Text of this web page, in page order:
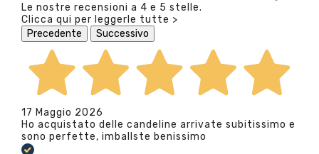
Le nostre recensioni a 4 e 5 stelle.
Clicca qui per leggerle tutte >
Precedente
Successivo
17 Maggio 2026
Ho acquistato delle candeline arrivate subitissimo e
sono perfette, imballste benissimo